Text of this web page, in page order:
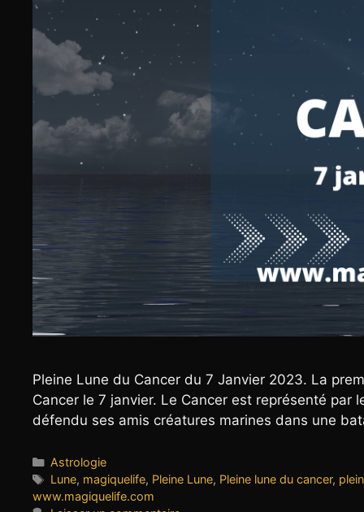
Pleine Lune du Cancer du 7 Janvier 2023. La
Cancer le 7 janvier. Le Cancer est représenté
défendu ses amis créatures marines dans une
Catégories
Astrologie
Étiquettes
Lune, magiquelife, Pleine Lune, Pleine lune du cancer,
www.magiquelife.com